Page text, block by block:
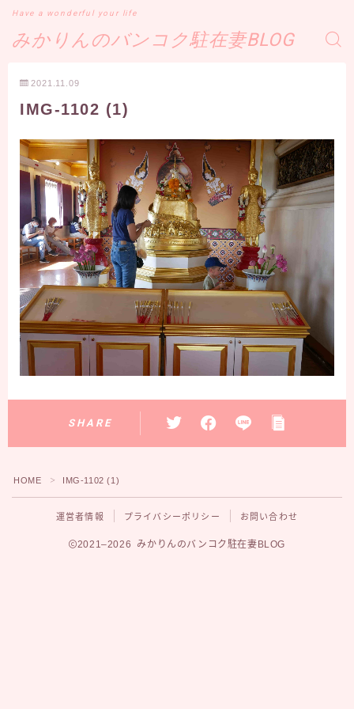
みかりんのバンコク駐在妻BLOG
Have a wonderful your life
2021.11.09
IMG-1102 (1)
SHARE
HOME ＞ IMG-1102 (1)
運営者情報 プライバシーポリシー お問い合わせ
2021–2026 みかりんのバンコク駐在妻BLOG